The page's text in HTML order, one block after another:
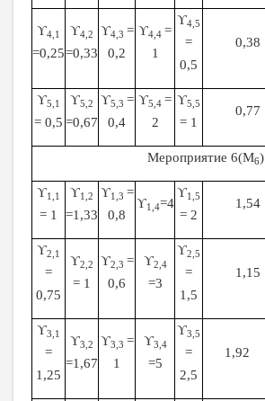
ϒ4,1
=0,25
ϒ4,2
=0,33
ϒ4,3 =
0,2
ϒ4,4 =
1
ϒ4,5
=
0,5
0,38
ϒ5,1
= 0,5
ϒ5,2
=0,67
ϒ5,3 =
0,4
ϒ5,4 =
2
ϒ5,5
= 1
0,77
Мероприятие 6(М6)
ϒ1,1
= 1
ϒ1,2
=1,33
ϒ1,3 =
0,8
ϒ1,4=4
ϒ1,5
= 2
1,54
ϒ2,1
=
0,75
ϒ2,2
= 1
ϒ2,3 =
0,6
ϒ2,4
=3
ϒ2,5
=
1,5
1,15
ϒ3,1
=
1,25
ϒ3,2
=1,67
ϒ3,3 =
1
ϒ3,4
=5
ϒ3,5
=
2,5
1,92